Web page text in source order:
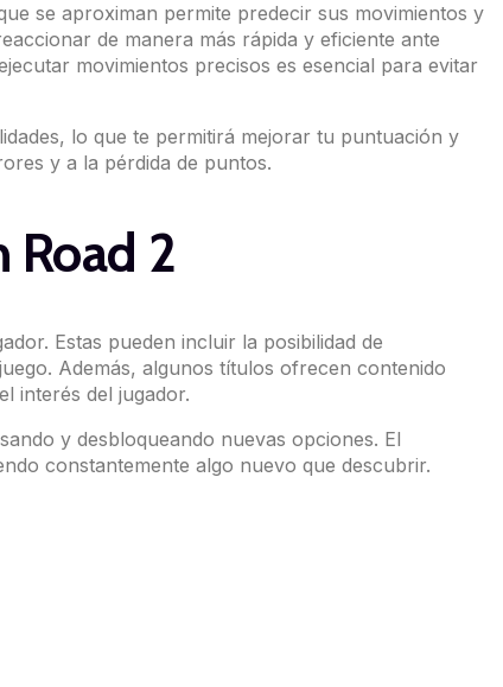
se aproximan permite predecir sus movimientos y
de manera más rápida y eficiente ante
movimientos precisos es esencial para evitar
lo que te permitirá mejorar tu puntuación y
y a la pérdida de puntos.
Road 2
Estas pueden incluir la posibilidad de
Además, algunos títulos ofrecen contenido
interés del jugador.
y desbloqueando nuevas opciones. El
constantemente algo nuevo que descubrir.